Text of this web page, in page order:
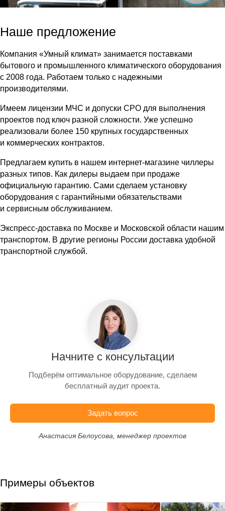
Наше предложение
Компания «Умный климат» занимается поставками
бытового и промышленного климатического оборудования
с 2008 года. Работаем только с надежными
производителями.
Имеем лицензии МЧС и допуски СРО для выполнения
проектов под ключ разной сложности. Уже успешно
реализовали более 150 крупных государственных
и коммерческих контрактов.
Предлагаем купить в нашем интернет-магазине чиллеры
разных типов. Как дилеры выдаем при продаже
официальную гарантию. Сами сделаем установку
оборудования с гарантийными обязательствами
и сервисным обслуживанием.
Экспресс-доставка по Москве и Московской области нашим
транспортом. В другие регионы России доставка удобной
транспортной службой.
Начните с консультации
Подберём оптимальное оборудование, сделаем
бесплатный аудит проекта.
Задать вопрос
Анастасия Белоусова, менеджер проектов
Примеры объектов